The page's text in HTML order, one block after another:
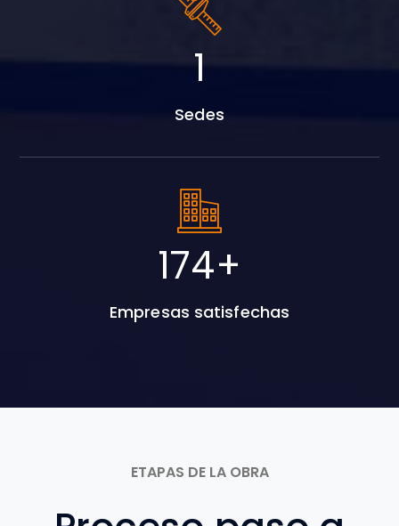
2
Sedes
240+
Empresas satisfechas
ETAPAS DE LA OBRA